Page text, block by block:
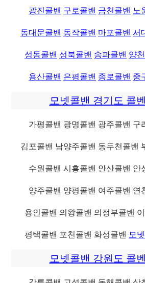
광진콜밴 구로콜밴 금천콜밴 노
동대문콜밴 동작콜밴 마포콜밴 서
성동콜밴 성북콜밴 송파콜밴 양
용산콜밴 은평콜밴 종로콜밴 중
모넷콜밴 경기도 콜
가평콜밴 광명콜밴 광주콜밴 구
김포콜밴 남양주콜밴 동두천콜밴
수원콜밴 시흥콜밴 안산콜밴 안
양주콜밴 양평콜밴 여주콜밴 연
용인콜밴 의왕콜밴 의정부콜밴
평택콜밴 포천콜밴 화성콜밴 모
모넷콜밴 강원도 콜